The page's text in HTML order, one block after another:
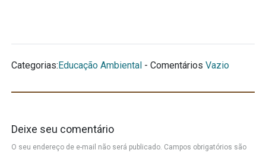
Categorias: Educação Ambiental - Comentários Vazio
Deixe seu comentário
O seu endereço de e-mail não será publicado. Campos obrigatórios são